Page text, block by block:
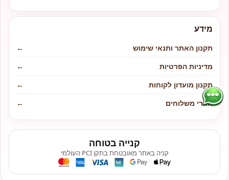
מידע
תקנון האתר ותנאי שימוש
←
מדיניות הפרטיות
←
תקנון מועדון לקוחות
←
אזורי משלוחים
←
קנייה בטוחה
קניה באתר מאובטחת בתקן PCI העולמי